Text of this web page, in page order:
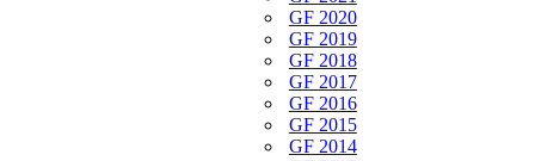
GF 2020
GF 2019
GF 2018
GF 2017
GF 2016
GF 2015
GF 2014